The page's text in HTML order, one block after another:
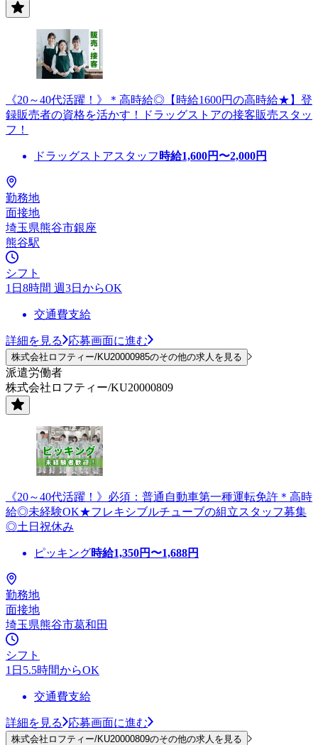
《20～40代活躍！》＊高時給◎【時給1600円の高時給★】登
録販売者の資格を活かす！ドラッグストアの接客販売スタッ
フ！
ドラッグストアスタッフ 時給1,600円〜2,000円
勤務地
面接地
埼玉県熊谷市銀座
熊谷駅
シフト
1日8時間 週3日からOK
交通費支給
詳細を見る 応募画面に進む
株式会社ロフティー/KU20000985のその他の求人を見る
派遣労働者
株式会社ロフティー/KU20000809
《20～40代活躍！》必須：普通自動車第一種運転免許＊高時
給◎未経験OK★フレキシブルチューブの組立スタッフ募集
◎土日祝休み
ピッキング時給1,350円〜1,688円
勤務地
面接地
埼玉県熊谷市葛和田
シフト
1日5.5時間からOK
交通費支給
詳細を見る 応募画面に進む
株式会社ロフティー/KU20000809のその他の求人を見る